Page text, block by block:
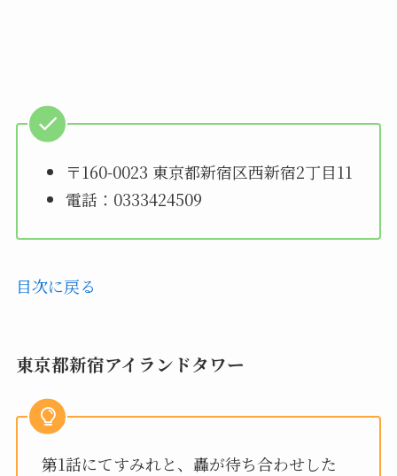
〒160-0023 東京都新宿区西新宿2丁目11
電話：0333424509
目次に戻る
東京都新宿アイランドタワー
第1話にてすみれと、轟が待ち合わせした